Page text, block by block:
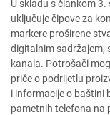
U skladu s člankom
uključuje čipove za
markere proširene
digitalnim sadržajem,
kanala. Potrošači
priče o podrijetlu
i informacije o baštini
pametnih telefona na